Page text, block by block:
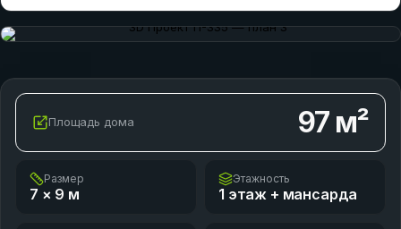
Площадь дома 97м²
Размер
7 × 9 м
Этажность
1 этаж + мансарда